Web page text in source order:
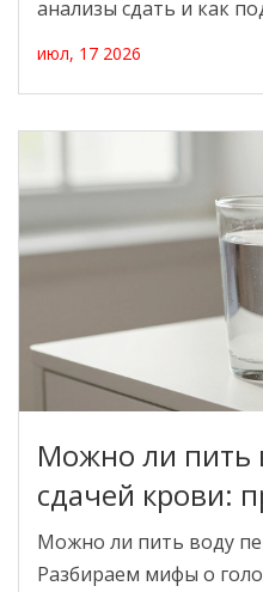
анализы сдать и как
июл, 17 2026
Можно ли пить
сдачей крови:
подготовки к
Можно ли пить воду
Разбираем мифы о